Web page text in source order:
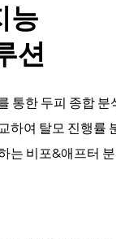
능
션
통한 두피 종합 분
하여 탈모 진행률
는 비포&애프터